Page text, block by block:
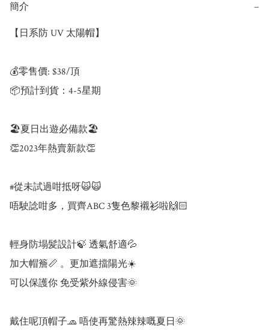
簡介 −
【日系防 UV 太陽帽】
💰零售價: $38/頂
📦預計到貨：4-5星期
🏖️夏日出遊必備款🏖️
👏2023年熱賣新款👏
#從未試過咁抵呀🙀🙀
唔駛諗咁多，買齊ABC 3隻色黎襯衫啦🙌🏻
輕身防塌髪設計🍃 透氣舒適💦
加大帽簷📏 。更加遮擋陽光☀️
可以保護你 免受紫外線侵害🌞
戴住呢頂帽子🧢 唔使再驚熱辣辣嘅夏日🌞